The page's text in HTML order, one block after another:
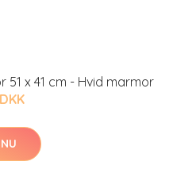
51 x 41 cm - Hvid marmor